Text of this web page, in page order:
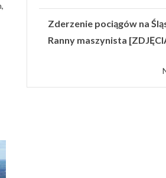
Zderzenie pociągów na
Ranny maszynista